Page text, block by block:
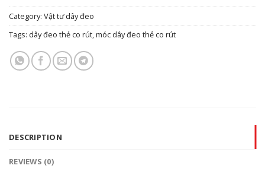
Category: Vật tư dây đeo
Tags: dây đeo thẻ co rút,móc dây đeo thẻ co rút
DESCRIPTION
REVIEWS (0)